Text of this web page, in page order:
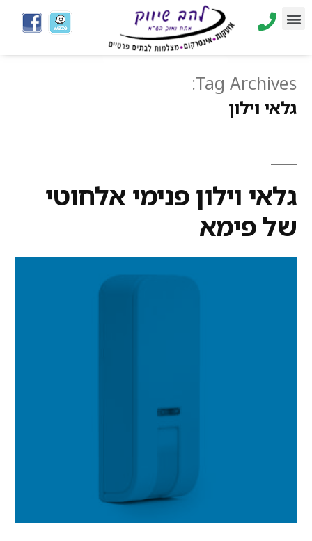
Tag Archives:
גלאי וילון
גלאי וילון פנימי אלחוטי
של פימא